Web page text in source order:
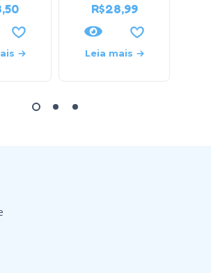
R$28,99
Leia mais